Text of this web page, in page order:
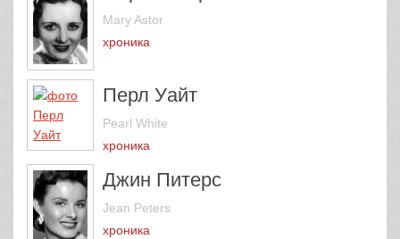
Mary Astor
хроника
Перл Уайт
Pearl White
хроника
Джин Питерс
Jean Peters
хроника